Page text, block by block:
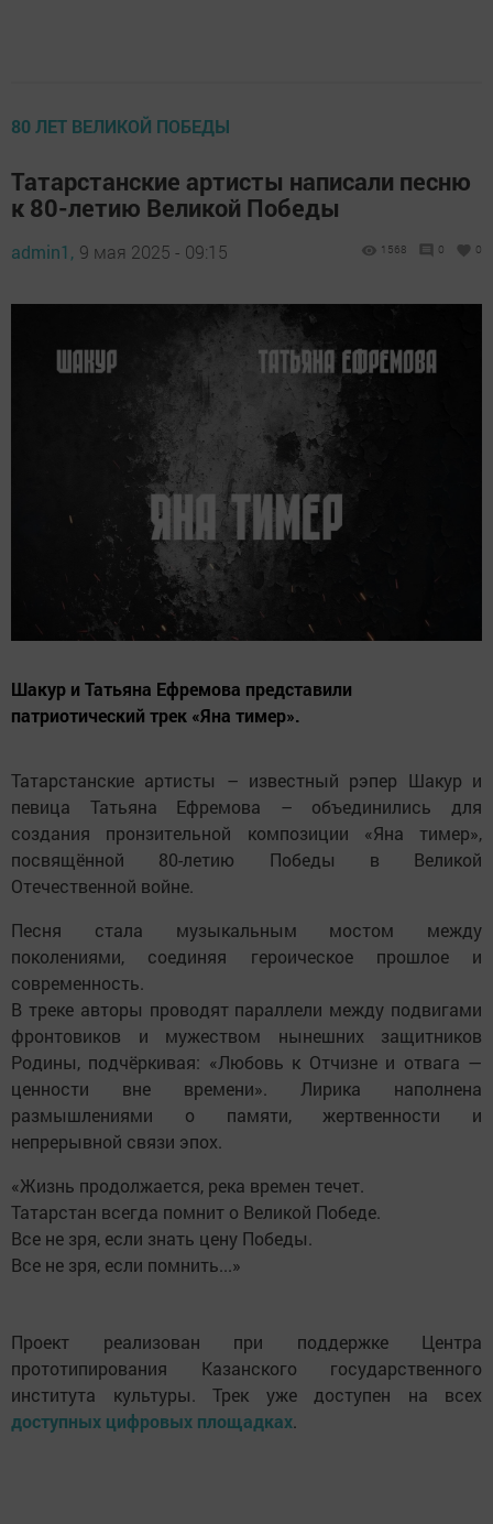
80 ЛЕТ ВЕЛИКОЙ ПОБЕДЫ
Татарстанские артисты написали песню
к 80-летию Великой Победы
admin1, 9 мая 2025 - 09:15 1568 0 0
Шакур и Татьяна Ефремова представили
патриотический трек «Яна тимер».
Татарстанские артисты – известный рэпер Шакур и
певица Татьяна Ефремова – объединились для
создания пронзительной композиции «Яна тимер»,
посвящённой 80-летию Победы в Великой
Отечественной войне.
Песня стала музыкальным мостом между
поколениями, соединяя героическое прошлое и
современность.
В треке авторы проводят параллели между подвигами
фронтовиков и мужеством нынешних защитников
Родины, подчёркивая: «Любовь к Отчизне и отвага —
ценности вне времени». Лирика наполнена
размышлениями о памяти, жертвенности и
непрерывной связи эпох.
«Жизнь продолжается, река времен течет.
Татарстан всегда помнит о Великой Победе.
Все не зря, если знать цену Победы.
Все не зря, если помнить...»
Проект реализован при поддержке Центра
прототипирования Казанского государственного
института культуры. Трек уже доступен на всех
доступных цифровых площадках.